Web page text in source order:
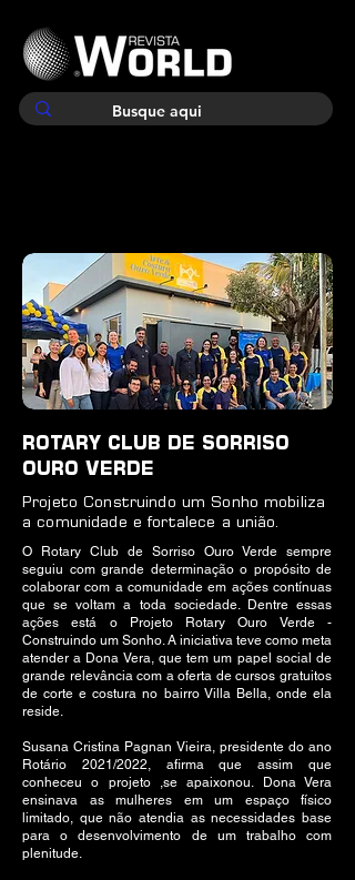
ROTARY CLUB DE SORRISO
OURO VERDE
Projeto Construindo um Sonho mobiliza
a comunidade e fortalece a união.
O Rotary Club de Sorriso Ouro Verde sempre
seguiu com grande determinação o propósito de
colaborar com a comunidade em ações contínuas
que se voltam a toda sociedade. Dentre essas
ações está o Projeto Rotary Ouro Verde -
Construindo um Sonho. A iniciativa teve como meta
atender a Dona Vera, que tem um papel social de
grande relevância com a oferta de cursos gratuitos
de corte e costura no bairro Villa Bella, onde ela
reside.
Susana Cristina Pagnan Vieira, presidente do ano
Rotário 2021/2022, afirma que assim que
conheceu o projeto ,se apaixonou. Dona Vera
ensinava as mulheres em um espaço físico
limitado, que não atendia as necessidades base
para o desenvolvimento de um trabalho com
plenitude.